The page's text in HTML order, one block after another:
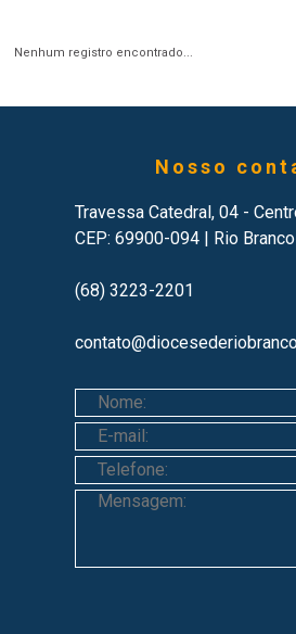
Nenhum registro encontrado...
Nosso
Travessa Catedral, 04 -
CEP: 69900-094 | Rio
(68) 3223-2201